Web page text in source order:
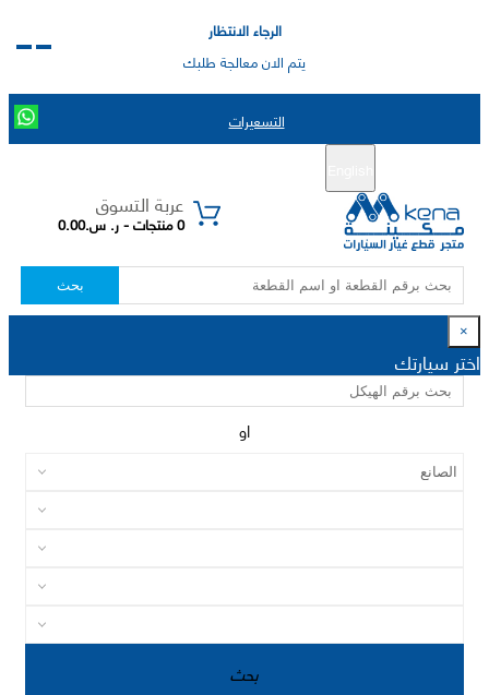
الرجاء الانتظار
يتم الان معالجة طلبك
التسعيرات
عربة التسوق
0 منتجات - ر. س.0.00
بحث
×
اختر سيارتك
او
بحث